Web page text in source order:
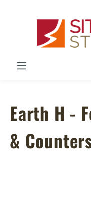
Earth H -
&
Bildergalerie